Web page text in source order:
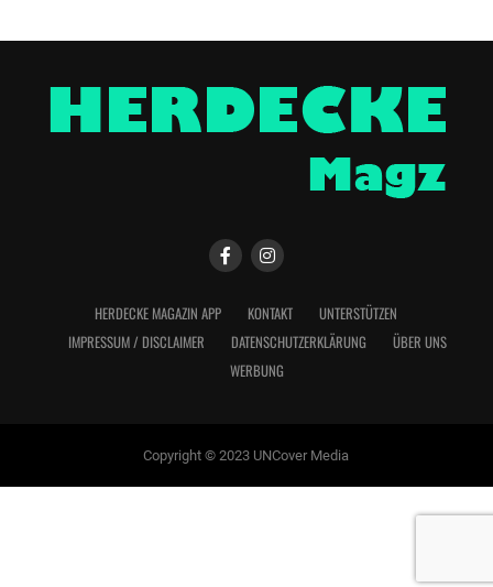
HERDECKE MAGAZIN APP KONTAKT
UNTERSTÜTZEN
IMPRESSUM / DISCLAIMER
DATENSCHUTZERKLÄRUNG
ÜBER UNS
WERBUNG
Copyright © 2023 UNCover Media